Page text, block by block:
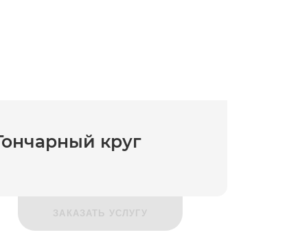
круг
ЗАКАЗАТЬ УСЛУГУ